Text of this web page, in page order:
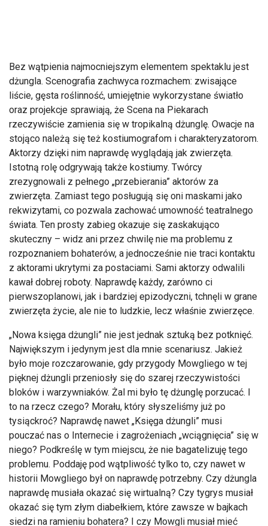
Bez wątpienia najmocniejszym elementem spektaklu jest
dżungla. Scenografia zachwyca rozmachem: zwisające
liście, gęsta roślinność, umiejętnie wykorzystane światło
oraz projekcje sprawiają, że Scena na Piekarach
rzeczywiście zamienia się w tropikalną dżunglę. Owacje na
stojąco należą się też kostiumografom i charakteryzatorom.
Aktorzy dzięki nim naprawdę wyglądają jak zwierzęta.
Istotną rolę odgrywają także kostiumy. Twórcy
zrezygnowali z pełnego „przebierania” aktorów za
zwierzęta. Zamiast tego posługują się oni maskami jako
rekwizytami, co pozwala zachować umowność teatralnego
świata. Ten prosty zabieg okazuje się zaskakująco
skuteczny – widz ani przez chwilę nie ma problemu z
rozpoznaniem bohaterów, a jednocześnie nie traci kontaktu
z aktorami ukrytymi za postaciami. Sami aktorzy odwalili
kawał dobrej roboty. Naprawdę każdy, zarówno ci
pierwszoplanowi, jak i bardziej epizodyczni, tchnęli w grane
zwierzęta życie, ale nie to ludzkie, lecz właśnie zwierzęce.
„Nowa księga dżungli” nie jest jednak sztuką bez potknięć.
Największym i jedynym jest dla mnie scenariusz. Jakież
było moje rozczarowanie, gdy przygody Mowgliego w tej
pięknej dżungli przeniosły się do szarej rzeczywistości
bloków i warzywniaków. Żal mi było tę dżunglę porzucać. I
to na rzecz czego? Morału, który słyszeliśmy już po
tysiąckroć? Naprawdę nawet „Księga dżungli” musi
pouczać nas o Internecie i zagrożeniach „wciągnięcia” się w
niego? Podkreślę w tym miejscu, że nie bagatelizuję tego
problemu. Poddaję pod wątpliwość tylko to, czy nawet w
historii Mowgliego był on naprawdę potrzebny. Czy dżungla
naprawdę musiała okazać się wirtualną? Czy tygrys musiał
okazać się tym złym diabełkiem, które zawsze w bajkach
siedzi na ramieniu bohatera? I czy Mowgli musiał mieć